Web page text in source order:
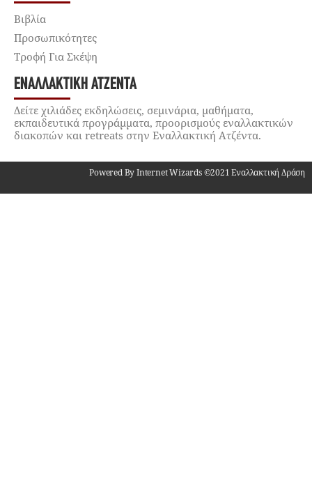
Βιβλία
Προσωπικότητες
Τροφή Για Σκέψη
ΕΝΑΛΛΑΚΤΙΚΉ ΑΤΖΈΝΤΑ
Δείτε χιλιάδες εκδηλώσεις, σεμινάρια, μαθήματα,
εκπαιδευτικά προγράμματα, προορισμούς εναλλακτικών
διακοπών και retreats στην Εναλλακτική Ατζέντα.
Powered By Internet Wizards ©2021 Εναλλακτική Δράση